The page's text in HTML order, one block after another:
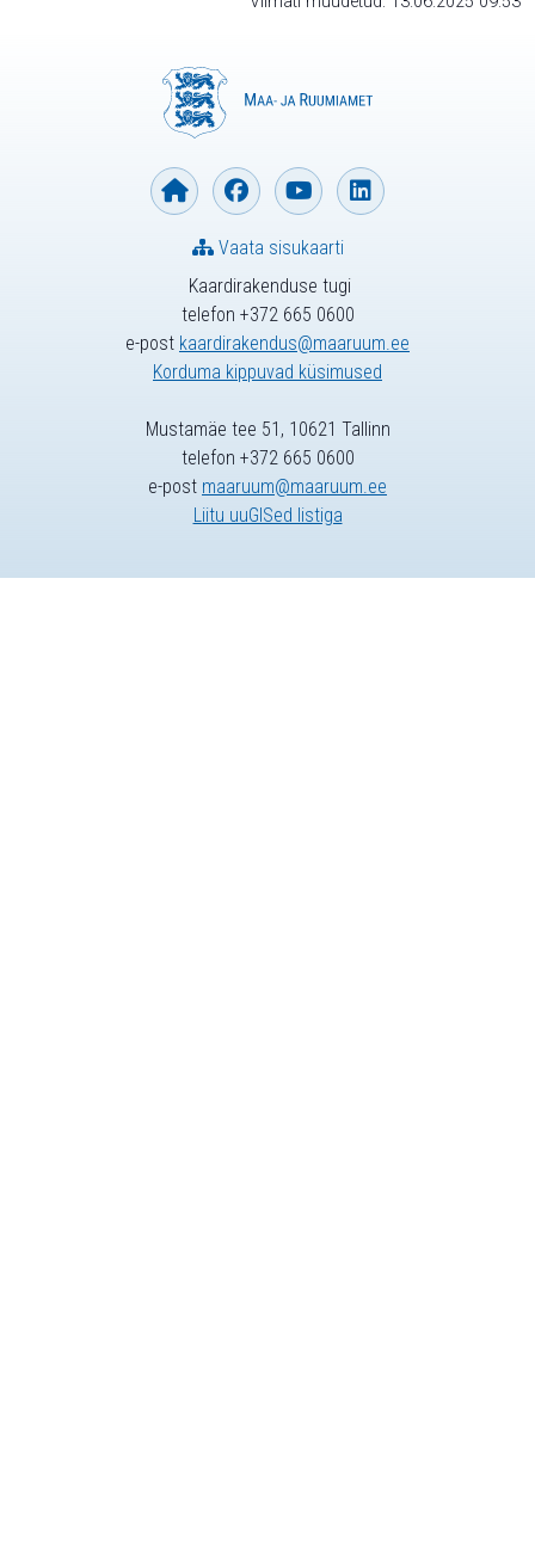
Kaardirakenduse tugi
telefon +372 665 0600
e-post kaardirakendus@maaruum.ee
Korduma kippuvad küsimused
Vaata sisukaarti
Mustamäe tee 51, 10621 Tallinn
telefon +372 665 0600
e-post maaruum@maaruum.ee
Liitu uuGISed listiga